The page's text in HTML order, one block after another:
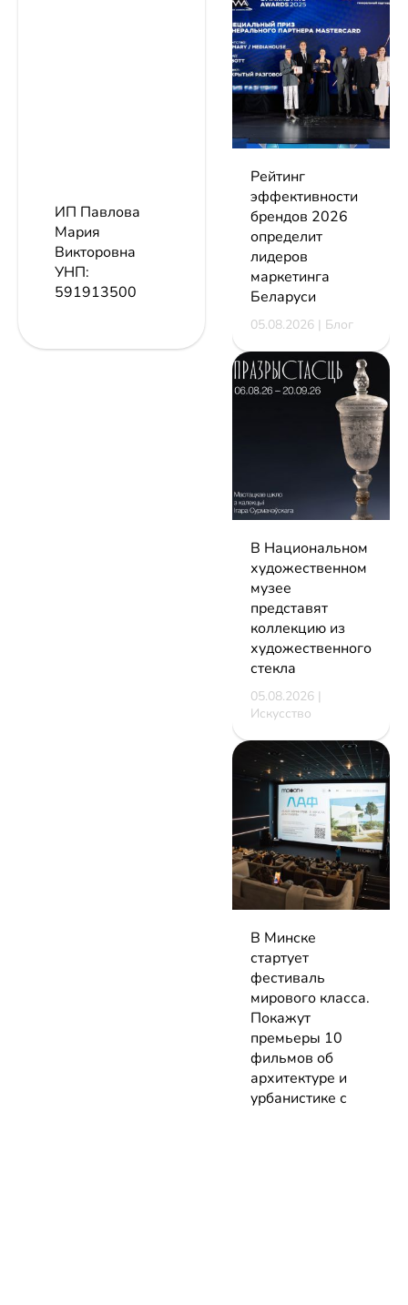
ИП Павлова
Мария
Викторовна
УНП:
591913500
Рейтинг
эффективности
брендов 2026
определит
лидеров
маркетинга
Беларуси
05.08.2026 | Блог
В Национальном
художественном
музее
представят
коллекцию из
художественного
стекла
05.08.2026 |
Искусство
В Минске
стартует
фестиваль
мирового класса.
Покажут
премьеры 10
фильмов об
архитектуре и
урбанистике с